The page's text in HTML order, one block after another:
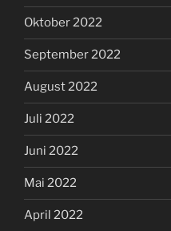
Oktober 2022
September 2022
August 2022
Juli 2022
Juni 2022
Mai 2022
April 2022